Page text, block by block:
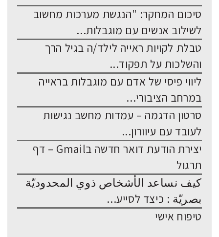
סיכום המחקר: "הנגשת מערכות מחשוב
לשילוב אנשים עם מוגבלות...
טבלת לקויות ראייה לילד/ה בגיל הרך
והשלכות על תפקוד...
ליווי פיסי של אדם עם מוגבלות בראייה
במרחב הציבורי...
סרטון הדגמה – עמדות מחשב נגישות
לעובד עם עיוורון...
יצירת הודעת דואר חדשה בGmail – דף
תרגול
كيف نساعد الأشخاص ذوي المحدوديّة
بصريّة : כיצד לסייע...
טיפוח אישי